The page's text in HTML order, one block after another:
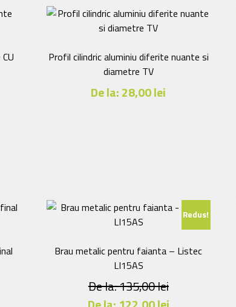
Profil cilindric aluminiu diferite nuante si
diametre TV
De la:28,00lei
Opțiunile
pot
fi
alese
în
pagina
produsului.
Redus!
Brau metalic pentru faianta – Listec
LI15AS
De la:135,00lei